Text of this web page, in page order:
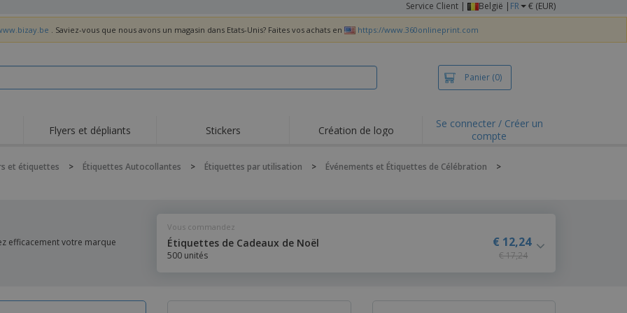
Service Client | België | FR € (EUR)
. Saviez-vous que nous avons un magasin dans Etats-Unis? Faites vos achats en https://www.360onlineprint.com
Panier (0)
Autocollants, vinyles et
affiches
Nouveautés
réutilisable
Montres
promotions
Home office
Flyers et dépliants Stickers Création de logo
Se connecter / Créer un
compte
et étiquettes > Étiquettes Autocollantes > Étiquettes par utilisation > Événements et Étiquettes de Célébration
>
efficacement votre marque
Vous commandez
Étiquettes de Cadeaux de Noël
500 unités
€ 12,24
€ 17,24